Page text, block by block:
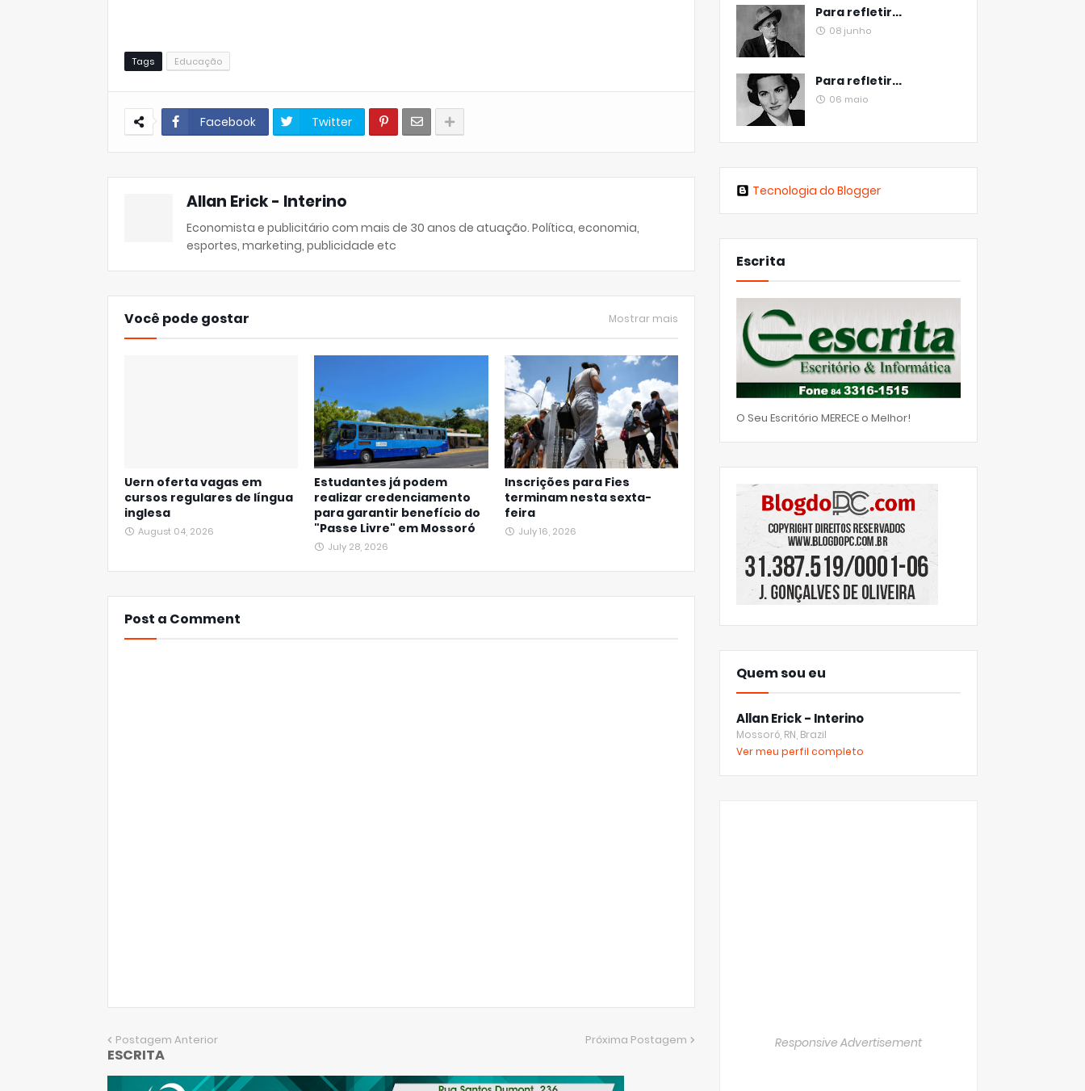
Tags Educação
Facebook Twitter
Allan Erick - Interino
Economista e publicitário com mais de 30 anos de atuação. Política, economia,
esportes, marketing, publicidade etc
Você pode gostar Mostrar mais
Uern oferta vagas em
cursos regulares de língua
inglesa
August 04, 2026
Estudantes já podem
realizar credenciamento
para garantir benefício do
"Passe Livre" em Mossoró
July 28, 2026
Inscrições para Fies
terminam nesta sexta-
feira
July 16, 2026
Post a Comment
Postagem Anterior Próxima Postagem
ESCRITA
Para refletir...
08 junho
Para refletir...
06 maio
Tecnologia do Blogger
Escrita
O Seu Escritório MERECE o Melhor!
Quem sou eu
Allan Erick - Interino
Mossoró, RN, Brazil
Ver meu perfil completo
Responsive Advertisement